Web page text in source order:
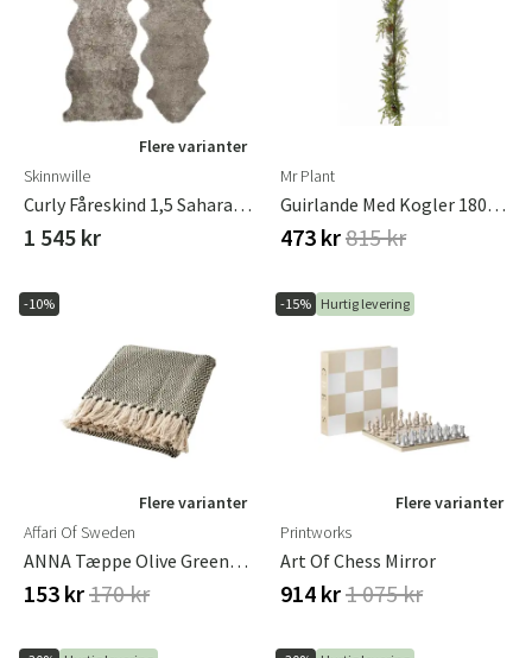
Flere varianter
Skinnwille
Curly Fåreskind 1,5 Sahara/Lightbrown
1 545 kr
Mr Plant
Guirlande Med Kogler 180 Cm
473 kr815 kr
-10%
Flere varianter
Affari Of Sweden
ANNA Tæppe Olive Green/off White
153 kr170 kr
-15% Hurtig levering
Flere varianter
Printworks
Art Of Chess Mirror
914 kr1 075 kr